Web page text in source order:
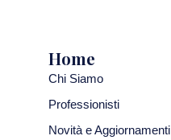
Home
Chi Siamo
Professionisti
Novità e Aggiornamenti